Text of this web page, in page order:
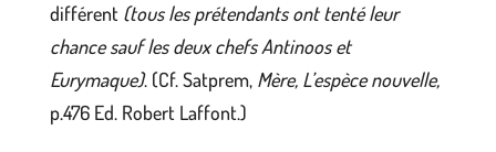
différent (tous les prétendants ont tenté leur
chance sauf les deux chefs Antinoos et
Eurymaque). (Cf. Satprem, Mère, L’espèce nouvelle,
p.476 Ed. Robert Laffont.)